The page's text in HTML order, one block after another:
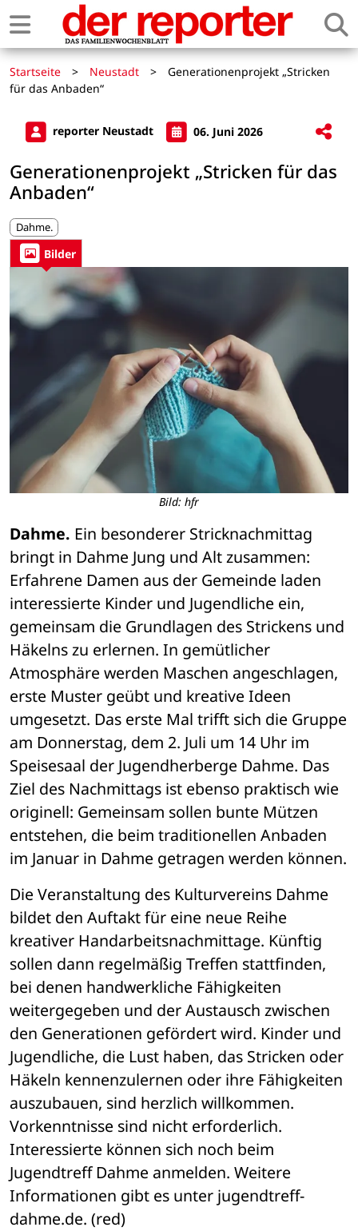
Startseite > Neustadt >
Generationenprojekt „Stricken
für das Anbaden“
reporter Neustadt 06. Juni 2026
Generationenprojekt „Stricken für das
Anbaden“
Dahme.
Bilder
Bild: hfr
Dahme. Ein besonderer Stricknachmittag
bringt in Dahme Jung und Alt zusammen:
Erfahrene Damen aus der Gemeinde laden
interessierte Kinder und Jugendliche ein,
gemeinsam die Grundlagen des Strickens und
Häkelns zu erlernen. In gemütlicher
Atmosphäre werden Maschen angeschlagen,
erste Muster geübt und kreative Ideen
umgesetzt. Das erste Mal trifft sich die Gruppe
am Donnerstag, dem 2. Juli um 14 Uhr im
Speisesaal der Jugendherberge Dahme. Das
Ziel des Nachmittags ist ebenso praktisch wie
originell: Gemeinsam sollen bunte Mützen
entstehen, die beim traditionellen Anbaden
im Januar in Dahme getragen werden können.
Die Veranstaltung des Kulturvereins Dahme
bildet den Auftakt für eine neue Reihe
kreativer Handarbeitsnachmittage. Künftig
sollen dann regelmäßig Treffen stattfinden,
bei denen handwerkliche Fähigkeiten
weitergegeben und der Austausch zwischen
den Generationen gefördert wird. Kinder und
Jugendliche, die Lust haben, das Stricken oder
Häkeln kennenzulernen oder ihre Fähigkeiten
auszubauen, sind herzlich willkommen.
Vorkenntnisse sind nicht erforderlich.
Interessierte können sich noch beim
Jugendtreff Dahme anmelden. Weitere
Informationen gibt es unter jugendtreff-
dahme.de. (red)